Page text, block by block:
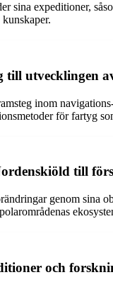
sina expeditioner,
utvecklingen
inom
för fartyg
till
genom sina
och